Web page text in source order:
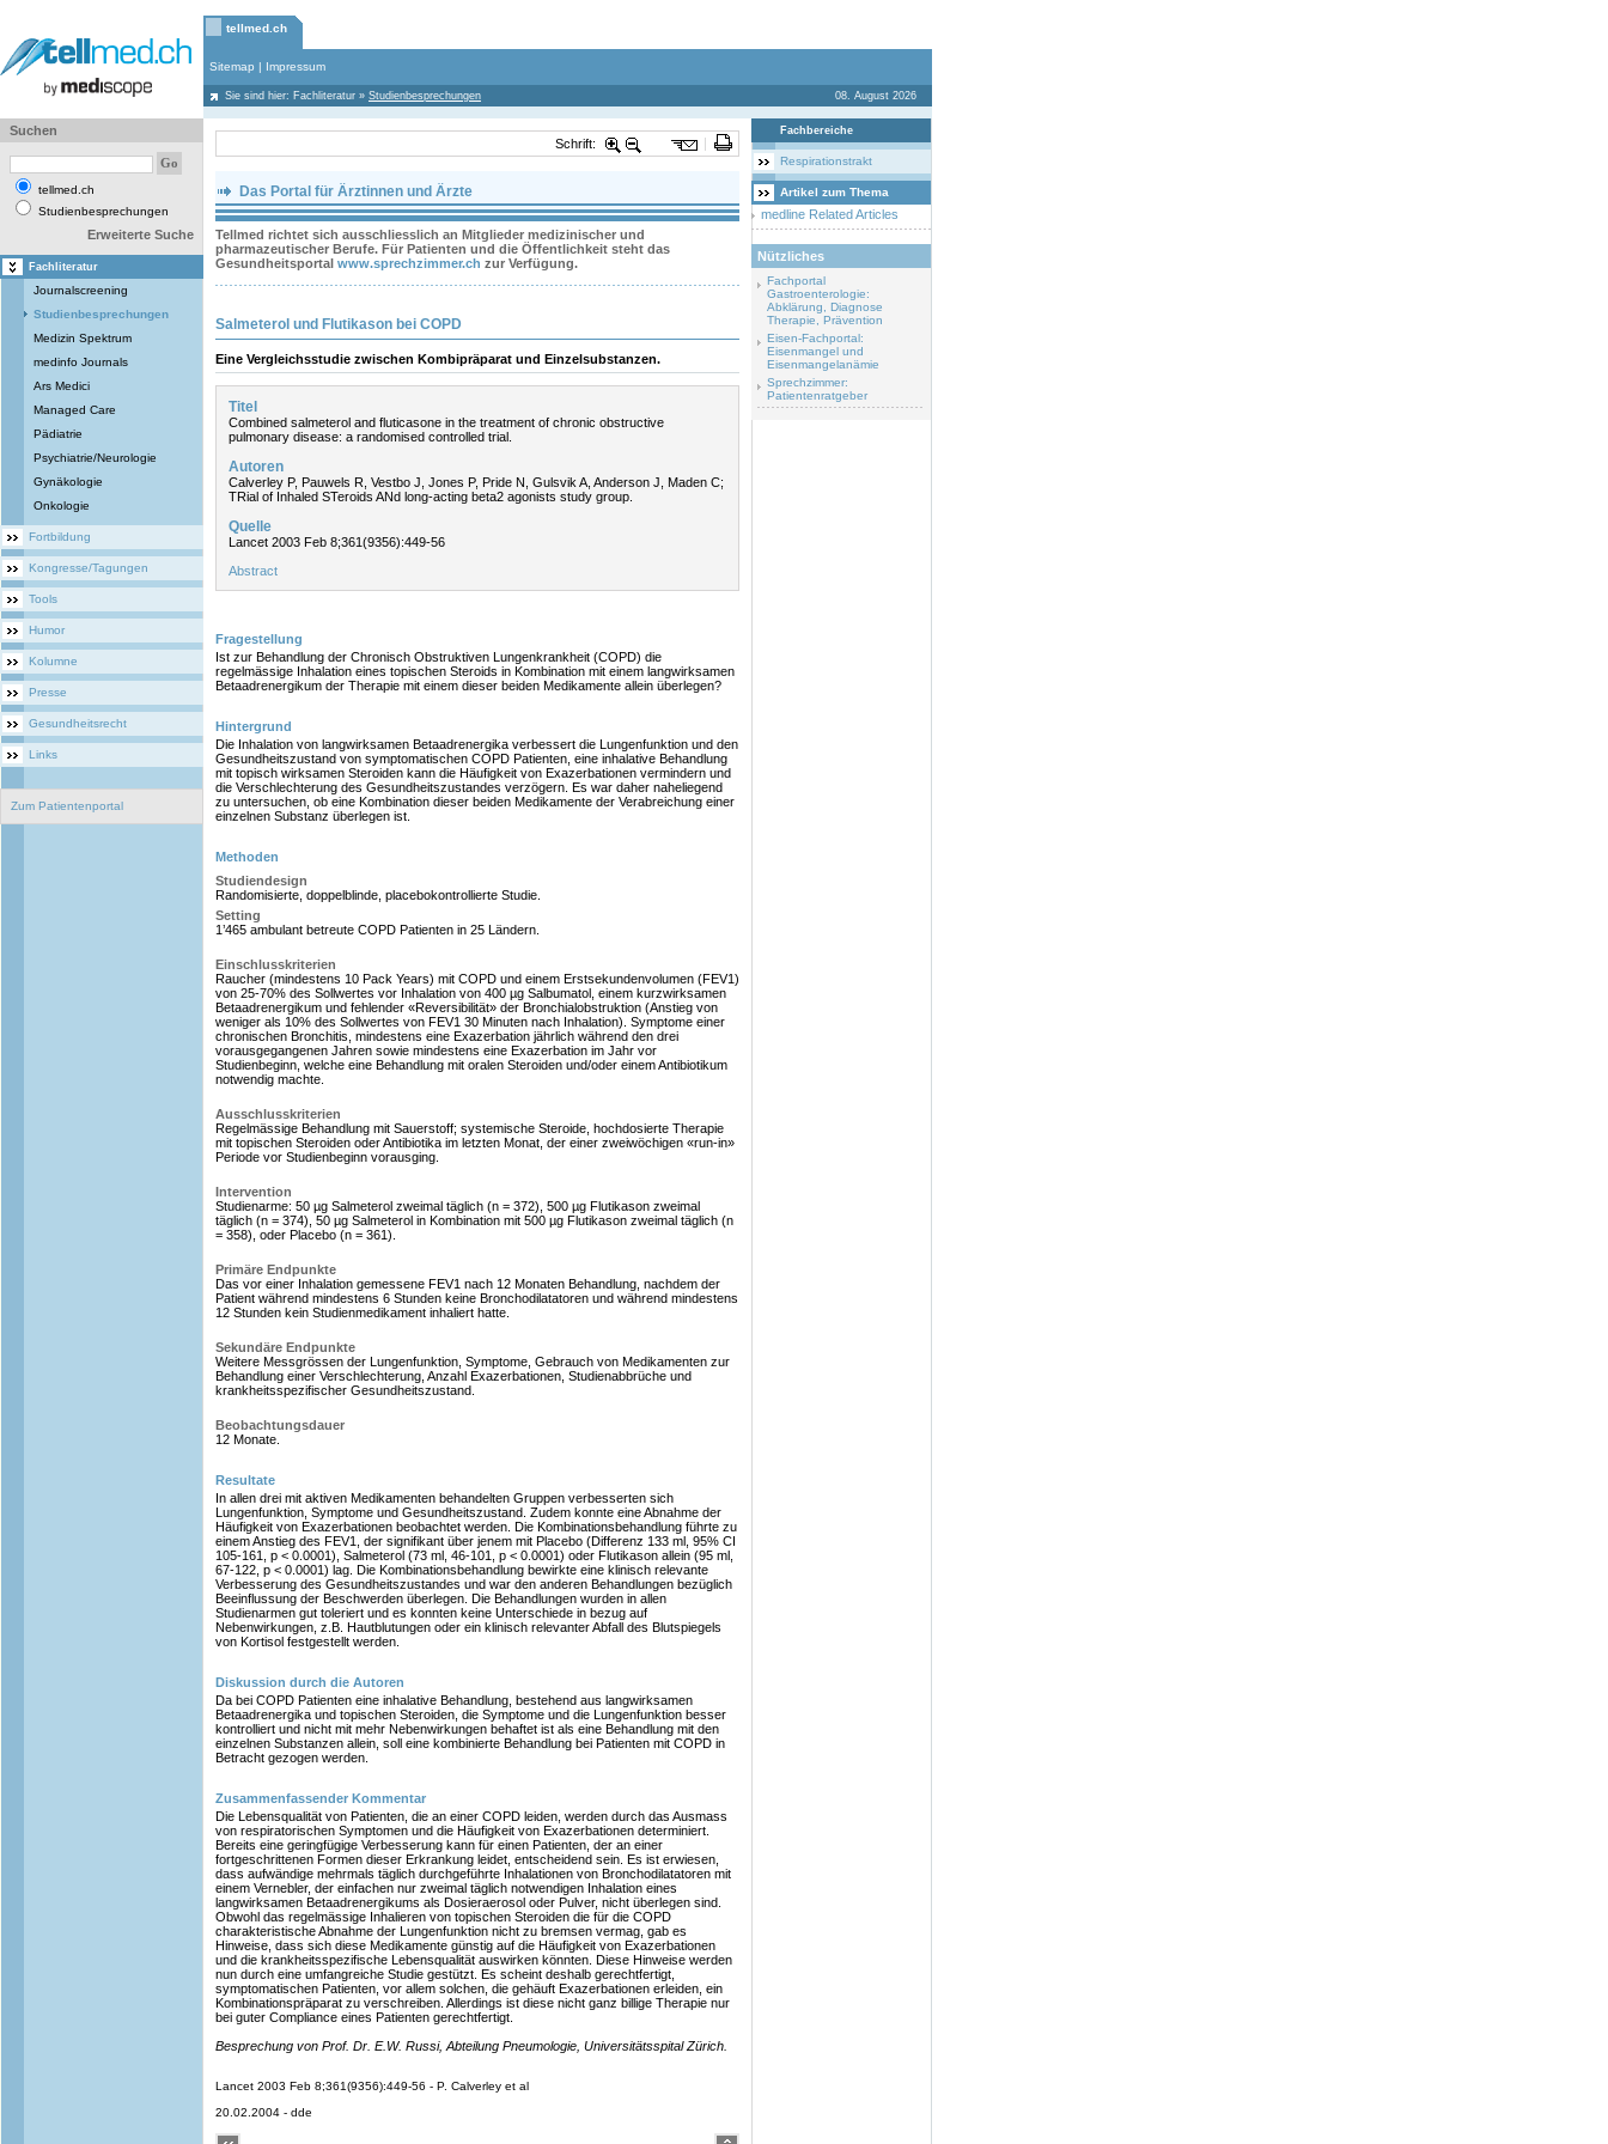
tellmed.ch
Sitemap | Impressum
Sie sind hier: Fachliteratur » Studienbesprechungen 08. August 2026
Suchen
tellmed.ch
Studienbesprechungen
Erweiterte Suche
Fachliteratur
Journalscreening
Studienbesprechungen
Medizin Spektrum
medinfo Journals
Ars Medici
Managed Care
Pädiatrie
Psychiatrie/Neurologie
Gynäkologie
Onkologie
Fortbildung
Kongresse/Tagungen
Tools
Humor
Kolumne
Presse
Gesundheitsrecht
Links
Zum Patientenportal
Schrift:
Das Portal für Ärztinnen und Ärzte
Tellmed richtet sich ausschliesslich an Mitglieder medizinischer und
pharmazeutischer Berufe. Für Patienten und die Öffentlichkeit steht das
Gesundheitsportal www.sprechzimmer.ch zur Verfügung.
Salmeterol und Flutikason bei COPD
Eine Vergleichsstudie zwischen Kombipräparat und Einzelsubstanzen.
Titel
Combined salmeterol and fluticasone in the treatment of chronic obstructive
pulmonary disease: a randomised controlled trial.
Autoren
Calverley P, Pauwels R, Vestbo J, Jones P, Pride N, Gulsvik A, Anderson J, Maden C;
TRial of Inhaled STeroids ANd long-acting beta2 agonists study group.
Quelle
Lancet 2003 Feb 8;361(9356):449-56
Abstract
Fragestellung
Ist zur Behandlung der Chronisch Obstruktiven Lungenkrankheit (COPD) die
regelmässige Inhalation eines topischen Steroids in Kombination mit einem langwirksamen
Betaadrenergikum der Therapie mit einem dieser beiden Medikamente allein überlegen?
Hintergrund
Die Inhalation von langwirksamen Betaadrenergika verbessert die Lungenfunktion und den
Gesundheitszustand von symptomatischen COPD Patienten, eine inhalative Behandlung
mit topisch wirksamen Steroiden kann die Häufigkeit von Exazerbationen vermindern und
die Verschlechterung des Gesundheitszustandes verzögern. Es war daher naheliegend
zu untersuchen, ob eine Kombination dieser beiden Medikamente der Verabreichung einer
einzelnen Substanz überlegen ist.
Methoden
Studiendesign
Randomisierte, doppelblinde, placebokontrollierte Studie.
Setting
1’465 ambulant betreute COPD Patienten in 25 Ländern.
Einschlusskriterien
Raucher (mindestens 10 Pack Years) mit COPD und einem Erstsekundenvolumen (FEV1)
von 25-70% des Sollwertes vor Inhalation von 400 µg Salbumatol, einem kurzwirksamen
Betaadrenergikum und fehlender «Reversibilität» der Bronchialobstruktion (Anstieg von
weniger als 10% des Sollwertes von FEV1 30 Minuten nach Inhalation). Symptome einer
chronischen Bronchitis, mindestens eine Exazerbation jährlich während den drei
vorausgegangenen Jahren sowie mindestens eine Exazerbation im Jahr vor
Studienbeginn, welche eine Behandlung mit oralen Steroiden und/oder einem Antibiotikum
notwendig machte.
Ausschlusskriterien
Regelmässige Behandlung mit Sauerstoff; systemische Steroide, hochdosierte Therapie
mit topischen Steroiden oder Antibiotika im letzten Monat, der einer zweiwöchigen «run-in»
Periode vor Studienbeginn vorausging.
Intervention
Studienarme: 50 µg Salmeterol zweimal täglich (n = 372), 500 µg Flutikason zweimal
täglich (n = 374), 50 µg Salmeterol in Kombination mit 500 µg Flutikason zweimal täglich (n
= 358), oder Placebo (n = 361).
Primäre Endpunkte
Das vor einer Inhalation gemessene FEV1 nach 12 Monaten Behandlung, nachdem der
Patient während mindestens 6 Stunden keine Bronchodilatatoren und während mindestens
12 Stunden kein Studienmedikament inhaliert hatte.
Sekundäre Endpunkte
Weitere Messgrössen der Lungenfunktion, Symptome, Gebrauch von Medikamenten zur
Behandlung einer Verschlechterung, Anzahl Exazerbationen, Studienabbrüche und
krankheitsspezifischer Gesundheitszustand.
Beobachtungsdauer
12 Monate.
Resultate
In allen drei mit aktiven Medikamenten behandelten Gruppen verbesserten sich
Lungenfunktion, Symptome und Gesundheitszustand. Zudem konnte eine Abnahme der
Häufigkeit von Exazerbationen beobachtet werden. Die Kombinationsbehandlung führte zu
einem Anstieg des FEV1, der signifikant über jenem mit Placebo (Differenz 133 ml, 95% CI
105-161, p < 0.0001), Salmeterol (73 ml, 46-101, p < 0.0001) oder Flutikason allein (95 ml,
67-122, p < 0.0001) lag. Die Kombinationsbehandlung bewirkte eine klinisch relevante
Verbesserung des Gesundheitszustandes und war den anderen Behandlungen bezüglich
Beeinflussung der Beschwerden überlegen. Die Behandlungen wurden in allen
Studienarmen gut toleriert und es konnten keine Unterschiede in bezug auf
Nebenwirkungen, z.B. Hautblutungen oder ein klinisch relevanter Abfall des Blutspiegels
von Kortisol festgestellt werden.
Diskussion durch die Autoren
Da bei COPD Patienten eine inhalative Behandlung, bestehend aus langwirksamen
Betaadrenergika und topischen Steroiden, die Symptome und die Lungenfunktion besser
kontrolliert und nicht mit mehr Nebenwirkungen behaftet ist als eine Behandlung mit den
einzelnen Substanzen allein, soll eine kombinierte Behandlung bei Patienten mit COPD in
Betracht gezogen werden.
Zusammenfassender Kommentar
Die Lebensqualität von Patienten, die an einer COPD leiden, werden durch das Ausmass
von respiratorischen Symptomen und die Häufigkeit von Exazerbationen determiniert.
Bereits eine geringfügige Verbesserung kann für einen Patienten, der an einer
fortgeschrittenen Formen dieser Erkrankung leidet, entscheidend sein. Es ist erwiesen,
dass aufwändige mehrmals täglich durchgeführte Inhalationen von Bronchodilatatoren mit
einem Vernebler, der einfachen nur zweimal täglich notwendigen Inhalation eines
langwirksamen Betaadrenergikums als Dosieraerosol oder Pulver, nicht überlegen sind.
Obwohl das regelmässige Inhalieren von topischen Steroiden die für die COPD
charakteristische Abnahme der Lungenfunktion nicht zu bremsen vermag, gab es
Hinweise, dass sich diese Medikamente günstig auf die Häufigkeit von Exazerbationen
und die krankheitsspezifische Lebensqualität auswirken könnten. Diese Hinweise werden
nun durch eine umfangreiche Studie gestützt. Es scheint deshalb gerechtfertigt,
symptomatischen Patienten, vor allem solchen, die gehäuft Exazerbationen erleiden, ein
Kombinationspräparat zu verschreiben. Allerdings ist diese nicht ganz billige Therapie nur
bei guter Compliance eines Patienten gerechtfertigt.
Besprechung von Prof. Dr. E.W. Russi, Abteilung Pneumologie, Universitätsspital Zürich.
Lancet 2003 Feb 8;361(9356):449-56 - P. Calverley et al
20.02.2004 - dde
Fachbereiche
Respirationstrakt
Artikel zum Thema
medline Related Articles
Nützliches
Fachportal
Gastroenterologie:
Abklärung, Diagnose
Therapie, Prävention
Eisen-Fachportal:
Eisenmangel und
Eisenmangelanämie
Sprechzimmer:
Patientenratgeber